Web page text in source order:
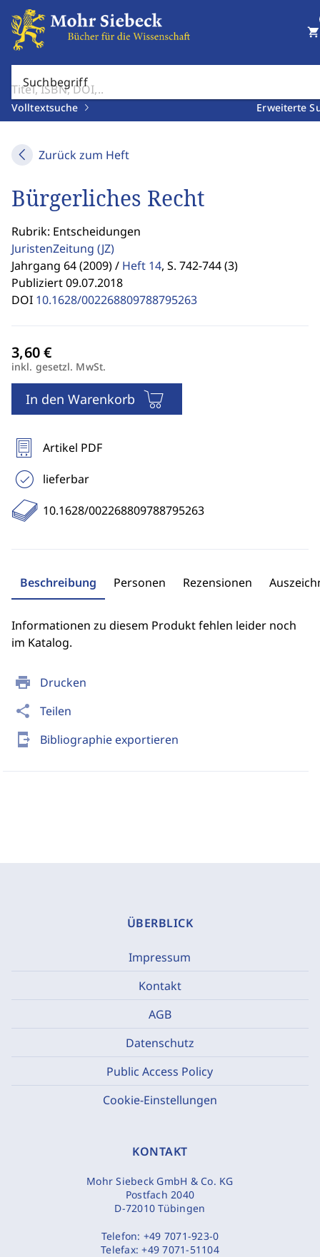
Suchbegriff
Volltextsuche Erweiterte
shopping_cart
Zurück zum Heft
print Drucken
share Teilen
send_to_mobile Bibliographie exportieren
Bürgerliches Recht
Rubrik: Entscheidungen
JuristenZeitung (JZ)
Jahrgang 64 (2009) / Heft 14, S. 742-744 (3)
Publiziert 09.07.2018
DOI 10.1628/002268809788795263
inkl. gesetzl. MwSt.
In den Warenkorb
Artikel PDF
lieferbar
10.1628/002268809788795263
Beschreibung Personen Rezensionen
Informationen zu diesem Produkt fehlen leider noch
im Katalog.
ÜBERBLICK
Impressum
Kontakt
AGB
Datenschutz
Public Access Policy
Cookie-Einstellungen
KONTAKT
Mohr Siebeck GmbH & Co. KG
Postfach 2040
D-72010 Tübingen
Telefon: +49 7071-923-0
Telefax:+49 7071-51104